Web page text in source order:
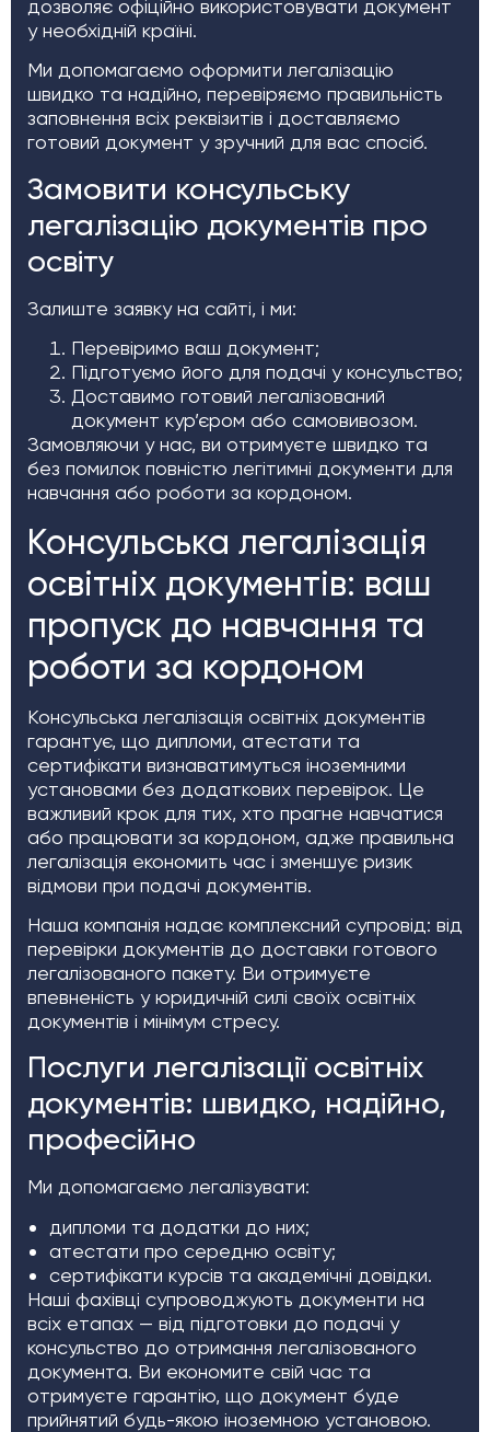
дозволяє офіційно використовувати документ
у необхідній країні.
Ми допомагаємо оформити легалізацію
швидко та надійно, перевіряємо правильність
заповнення всіх реквізитів і доставляємо
готовий документ у зручний для вас спосіб.
Замовити консульську
легалізацію документів про
освіту
Залиште заявку на сайті, і ми:
Перевіримо ваш документ;
Підготуємо його для подачі у консульство;
Доставимо готовий легалізований
документ кур’єром або самовивозом.
Замовляючи у нас, ви отримуєте швидко та
без помилок повністю легітимні документи для
навчання або роботи за кордоном.
Консульська легалізація
освітніх документів: ваш
пропуск до навчання та
роботи за кордоном
Консульська легалізація освітніх документів
гарантує, що дипломи, атестати та
сертифікати визнаватимуться іноземними
установами без додаткових перевірок. Це
важливий крок для тих, хто прагне навчатися
або працювати за кордоном, адже правильна
легалізація економить час і зменшує ризик
відмови при подачі документів.
Наша компанія надає комплексний супровід: від
перевірки документів до доставки готового
легалізованого пакету. Ви отримуєте
впевненість у юридичній силі своїх освітніх
документів і мінімум стресу.
Послуги легалізації освітніх
документів: швидко, надійно,
професійно
Ми допомагаємо легалізувати:
дипломи та додатки до них;
атестати про середню освіту;
сертифікати курсів та академічні довідки.
Наші фахівці супроводжують документи на
всіх етапах — від підготовки до подачі у
консульство до отримання легалізованого
документа. Ви економите свій час та
отримуєте гарантію, що документ буде
прийнятий будь-якою іноземною установою.